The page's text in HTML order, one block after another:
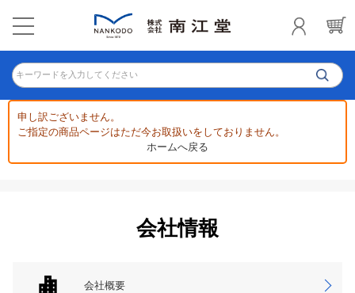
キーワードを入力してください
申し訳ございません。
ご指定の商品ページはただ今お取扱いをしておりません。
ホームへ戻る
会社情報
会社概要